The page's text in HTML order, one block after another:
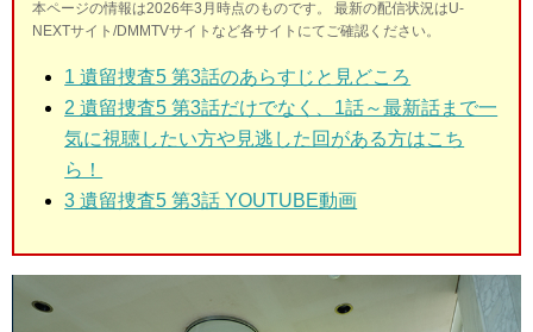
本ページの情報は2026年3月時点のものです。 最新の配信状況はU-
NEXTサイト/DMMTVサイトなど各サイトにてご確認ください。
1 遺留捜査5 第3話のあらすじと見どころ
2 遺留捜査5 第3話だけでなく、1話～最新話まで一
気に視聴したい方や見逃した回がある方はこち
ら！
3 遺留捜査5 第3話YOUTUBE動画